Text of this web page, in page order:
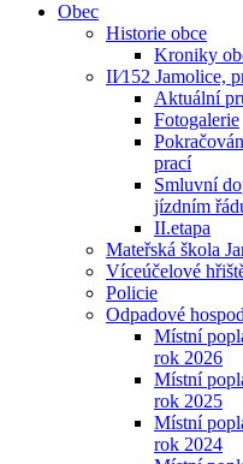
Obec
Historie obce
Kroniky
II⁄152 Jamolice,
Aktuální
Fotogalerie
prací
Smluvní
jízdním
II.etapa
Mateřská škola
Víceúčelové
Policie
Odpadové
Místní
rok 2026
Místní
rok 2025
Místní
rok 2024